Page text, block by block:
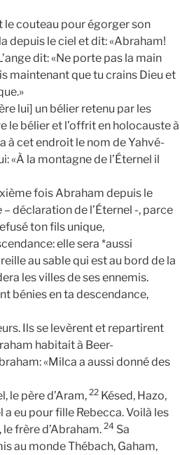
le couteau pour égorger son
depuis le ciel et dit: «Abraham!
dit: «Ne porte pas la main
maintenant que tu crains Dieu et
lui] un bélier retenu par les
le bélier et l’offrit en holocauste à
à cet endroit le nom de Yahvé-
«À la montagne de l’Éternel il
fois Abraham depuis le
déclaration de l’Éternel -, parce
ton fils unique,
elle sera *aussi
au sable qui est au bord de la
les villes de ses ennemis.
bénies en ta descendance,
Ils se levèrent et repartirent
habitait à Beer-
«Milca a aussi donné des
le père d’Aram, 22 Késed, Hazo,
a eu pour fille Rebecca. Voilà les
frère d’Abraham. 24 Sa
au monde Thébach, Gaham,